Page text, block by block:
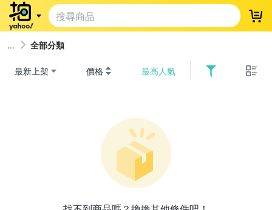
登
全部分類
最新上架 價格 最高人氣